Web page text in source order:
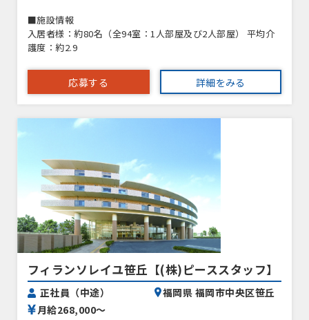
■施設情報
入居者様：約80名（全94室：1人部屋及び2人部屋） 平均介
護度：約2.9
応募する 詳細をみる
フィランソレイユ笹丘【(株)ピーススタッフ】
正社員（中途）
月給268,000〜
福岡県 福岡市中央区笹丘